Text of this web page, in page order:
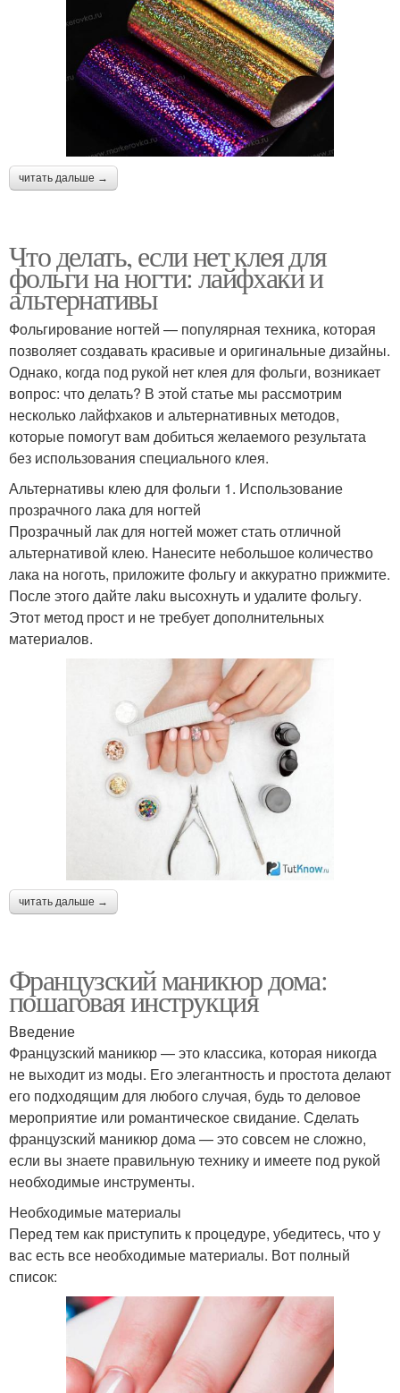
читать дальше →
Что делать, если нет клея для
фольги на ногти: лайфхаки и
альтернативы
Фольгирование ногтей — популярная техника, которая
позволяет создавать красивые и оригинальные дизайны.
Однако, когда под рукой нет клея для фольги, возникает
вопрос: что делать? В этой статье мы рассмотрим
несколько лайфхаков и альтернативных методов,
которые помогут вам добиться желаемого результата
без использования специального клея.
Альтернативы клею для фольги 1. Использование
прозрачного лака для ногтей
Прозрачный лак для ногтей может стать отличной
альтернативой клею. Нанесите небольшое количество
лака на ноготь, приложите фольгу и аккуратно прижмите.
После этого дайте лaku высохнуть и удалите фольгу.
Этот метод прост и не требует дополнительных
материалов.
читать дальше →
Французский маникюр дома:
пошаговая инструкция
Введение
Французский маникюр — это классика, которая никогда
не выходит из моды. Его элегантность и простота делают
его подходящим для любого случая, будь то деловое
мероприятие или романтическое свидание. Сделать
французский маникюр дома — это совсем не сложно,
если вы знаете правильную технику и имеете под рукой
необходимые инструменты.
Необходимые материалы
Перед тем как приступить к процедуре, убедитесь, что у
вас есть все необходимые материалы. Вот полный
список: